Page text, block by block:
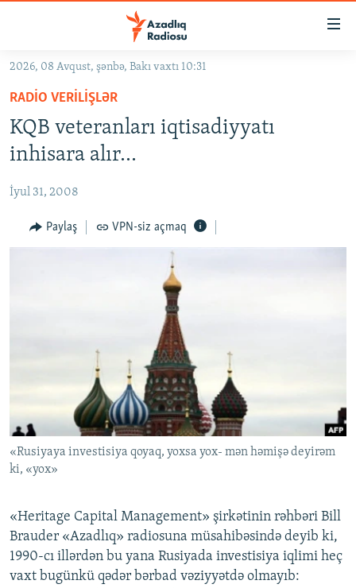
Əsas
qayıt
Əsas
naviqasiyaya
qayıt
Axtarışa
keç
GÜNDƏM
KORRUPSIOMETR
FƏRQƏ BAX
QANUNI DOĞRU
KARIKATURA
AZƏRBAYCAN ƏDƏBIYYATI KITABXANASI
İSLAM VƏ DEMOKRATIYA
İZ - MƏDƏNIYYƏT PROQRAMI
PEŞƏ ETIKASI VƏ JURNALISTIKA STANDARTLARIMIZ
MATERIALLARIMIZDAN ISTIFADƏ
AZADLIQRADIOSU MOBIL TELEFONUNUZDA
XƏBƏR BÜLLETENLƏRIMIZ
BIZI IZLƏ
RFE/RL-in bütün saytları
2026, 08 Avqust, şənbə, Bakı vaxtı 10:31
RADIO VERILIŞLƏR
KQB veteranları iqtisadiyyatı
inhisara alır…
İyul 31, 2008
Paylaş VPN-siz açmaq
«Rusiyaya investisiya qoyaq, yoxsa yox- mən həmişə deyirəm
ki, «yox»
«Heritage Capital Management» şirkətinin rəhbəri Bill
Brauder «Azadlıq» radiosuna müsahibəsində deyib ki,
1990-cı illərdən bu yana Rusiyada investisiya iqlimi heç
vaxt bugünkü qədər bərbad vəziyyətdə olmayıb: